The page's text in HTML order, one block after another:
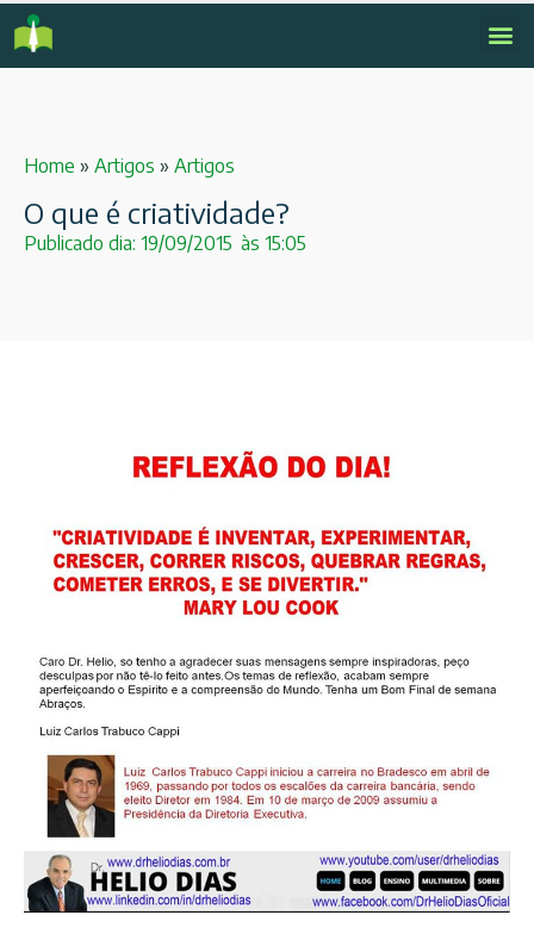
Home » Artigos » Artigos
O que é criatividade?
Publicado dia: 19/09/2015 às 15:05